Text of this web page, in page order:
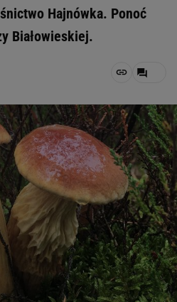
Hajnówka. Ponoć
Białowieskiej.